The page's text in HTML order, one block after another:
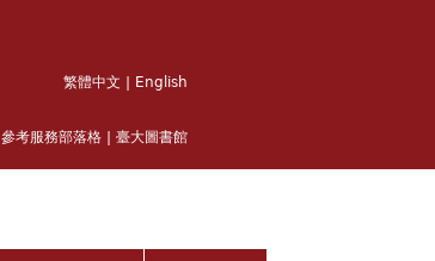
繁體中文 English
參考服務部落格 臺大圖書館